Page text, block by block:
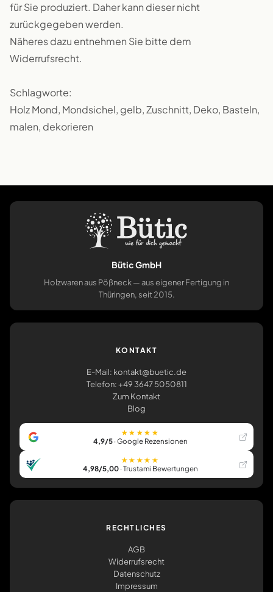
für Sie produziert. Daher kann dieser nicht
zurückgegeben werden.
Näheres dazu entnehmen Sie bitte dem
Widerrufsrecht.
Schlagworte:
Holz Mond, Mondsichel, gelb, Zuschnitt, Deko, Basteln,
malen, dekorieren
Bütic GmbH
Holzwaren aus Pößneck — aus eigener Fertigung in
Thüringen, seit 2015.
KONTAKT
E-Mail: kontakt@buetic.de
Telefon: +49 3647 5050811
Zum Kontakt
Blog
★★★★★
4,9/5· Google Rezensionen
★★★★★
4,98/5,00· Trustami Bewertungen
RECHTLICHES
AGB
Widerrufsrecht
Datenschutz
Impressum